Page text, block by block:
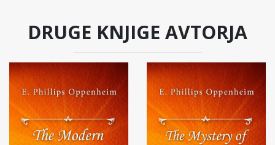
DRUGE KNJIGE AVTORJA